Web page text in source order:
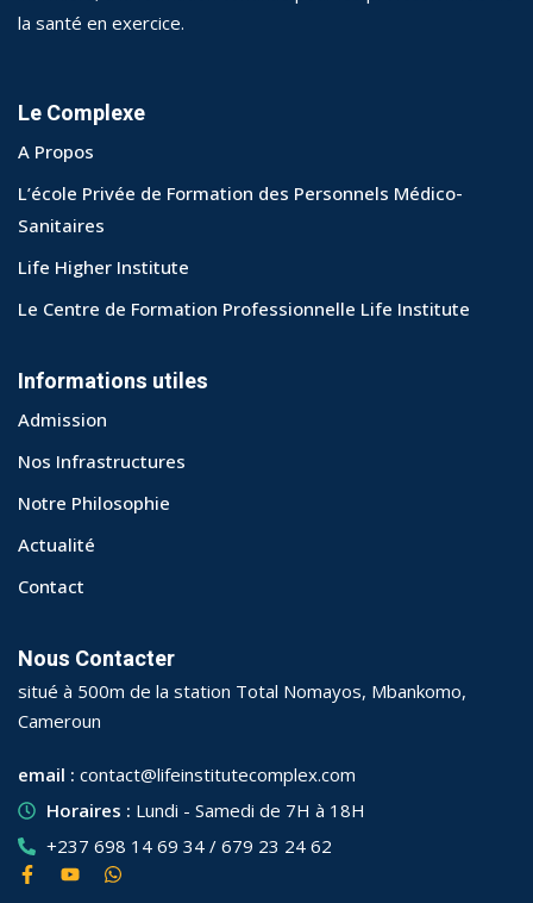
la santé en exercice.
Le Complexe
A Propos
L’école Privée de Formation des Personnels Médico-
Sanitaires
Life Higher Institute
Le Centre de Formation Professionnelle Life Institute
Informations utiles
Admission
Nos Infrastructures
Notre Philosophie
Actualité
Contact
Nous Contacter
situé à 500m de la station Total Nomayos, Mbankomo,
Cameroun
email : contact@lifeinstitutecomplex.com
Horaires : Lundi - Samedi de 7H à 18H
+237 698 14 69 34 / 679 23 24 62